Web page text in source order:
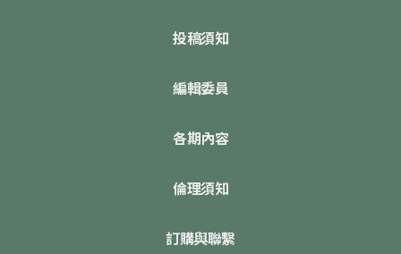
投稿須知
編輯委員
各期內容
倫理須知
訂購與聯繫